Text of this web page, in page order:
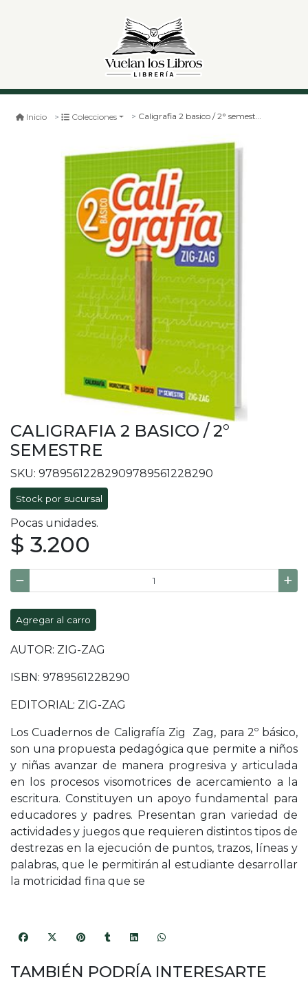
Inicio Colecciones Caligrafia 2 basico / 2° semestre
CALIGRAFIA 2 BASICO / 2°
SEMESTRE
SKU: 97895612282909789561228290
Stock por sucursal
Pocas unidades.
$ 3.200
Agregar al carro
AUTOR: ZIG-ZAG
ISBN: 9789561228290
EDITORIAL: ZIG-ZAG
Los Cuadernos de Caligrafía Zig  Zag, para 2º básico,
son una propuesta pedagógica que permite a niños
y niñas avanzar de manera progresiva y articulada
en los procesos visomotrices de acercamiento a la
escritura. Constituyen un apoyo fundamental para
educadores y padres. Presentan gran variedad de
actividades y juegos que requieren distintos tipos de
destrezas en la ejecución de puntos, trazos, líneas y
palabras, que le permitirán al estudiante desarrollar
la motricidad fina que se
TAMBIÉN PODRÍA INTERESARTE